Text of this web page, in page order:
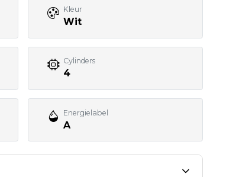
Kleur
Wit
Cylinders
4
Energielabel
A